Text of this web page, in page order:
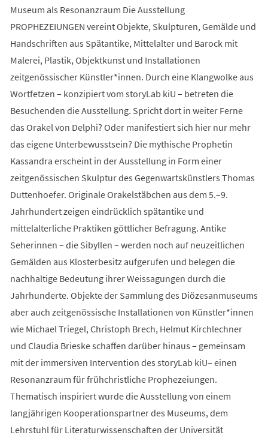
Museum als Resonanzraum Die Ausstellung
PROPHEZEIUNGEN vereint Objekte, Skulpturen, Gemälde und
Handschriften aus Spätantike, Mittelalter und Barock mit
Malerei, Plastik, Objektkunst und Installationen
zeitgenössischer Künstler*innen. Durch eine Klangwolke aus
Wortfetzen – konzipiert vom storyLab kiU – betreten die
Besuchenden die Ausstellung. Spricht dort in weiter Ferne
das Orakel von Delphi? Oder manifestiert sich hier nur mehr
das eigene Unterbewusstsein? Die mythische Prophetin
Kassandra erscheint in der Ausstellung in Form einer
zeitgenössischen Skulptur des Gegenwartskünstlers Thomas
Duttenhoefer. Originale Orakelstäbchen aus dem 5.–9.
Jahrhundert zeigen eindrücklich spätantike und
mittelalterliche Praktiken göttlicher Befragung. Antike
Seherinnen – die Sibyllen – werden noch auf neuzeitlichen
Gemälden aus Klosterbesitz aufgerufen und belegen die
nachhaltige Bedeutung ihrer Weissagungen durch die
Jahrhunderte. Objekte der Sammlung des Diözesanmuseums
aber auch zeitgenössische Installationen von Künstler*innen
wie Michael Triegel, Christoph Brech, Helmut Kirchlechner
und Claudia Brieske schaffen darüber hinaus – gemeinsam
mit der immersiven Intervention des storyLab kiU– einen
Resonanzraum für frühchristliche Prophezeiungen.
Thematisch inspiriert wurde die Ausstellung von einem
langjährigen Kooperationspartner des Museums, dem
Lehrstuhl für Literaturwissenschaften der Universität